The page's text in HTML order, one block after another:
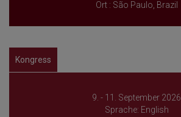
Ort : São Paulo, Brazil
Kongress
9. - 11. September 2026
Sprache: English